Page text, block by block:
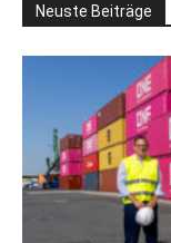
Neuste Beiträge